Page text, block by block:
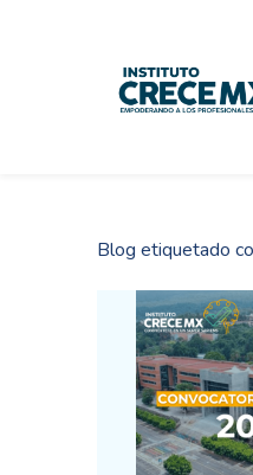
Blog etiquetado